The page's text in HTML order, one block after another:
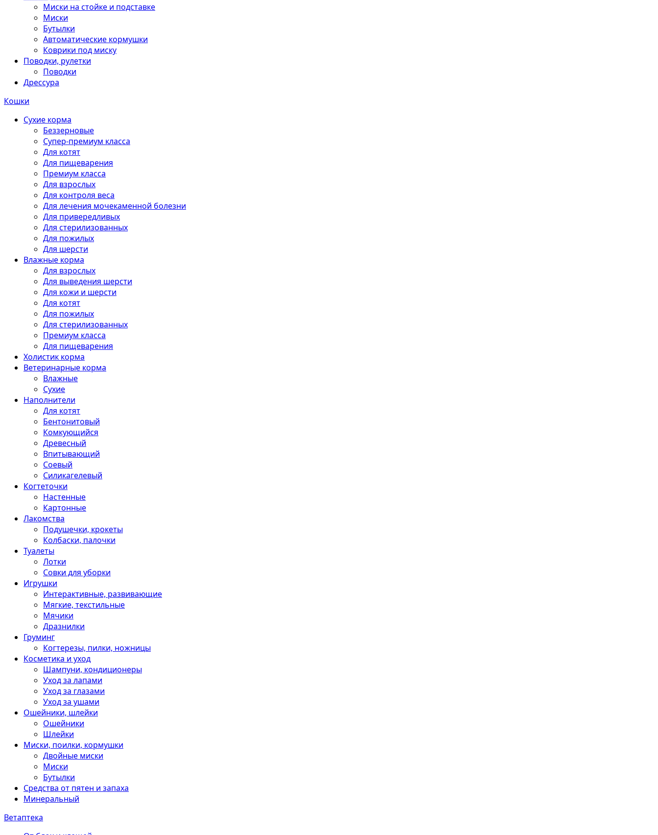
Миски на стойке и подставке
Миски
Бутылки
Автоматические кормушки
Коврики под миску
Поводки, рулетки
Поводки
Дрессура
Кошки
Сухие корма
Беззерновые
Супер-премиум класса
Для котят
Для пищеварения
Премиум класса
Для взрослых
Для контроля веса
Для лечения мочекаменной болезни
Для привередливых
Для стерилизованных
Для пожилых
Для шерсти
Влажные корма
Для взрослых
Для выведения шерсти
Для кожи и шерсти
Для котят
Для пожилых
Для стерилизованных
Премиум класса
Для пищеварения
Холистик корма
Ветеринарные корма
Влажные
Сухие
Наполнители
Для котят
Бентонитовый
Комкующийся
Древесный
Впитывающий
Соевый
Силикагелевый
Когтеточки
Настенные
Картонные
Лакомства
Подушечки, крокеты
Колбаски, палочки
Туалеты
Лотки
Совки для уборки
Игрушки
Интерактивные, развивающие
Мягкие, текстильные
Мячики
Дразнилки
Груминг
Когтерезы, пилки, ножницы
Косметика и уход
Шампуни, кондиционеры
Уход за лапами
Уход за глазами
Уход за ушами
Ошейники, шлейки
Ошейники
Шлейки
Миски, поилки, кормушки
Двойные миски
Миски
Бутылки
Средства от пятен и запаха
Минеральный
Ветаптека